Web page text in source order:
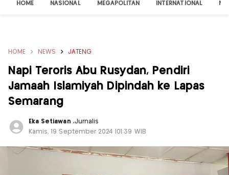
HOME NASIONAL MEGAPOLITAN INTERNATIONAL
HOME NEWS JATENG
Napi Teroris Abu Rusydan, Pendiri
Jamaah Islamiyah Dipindah ke Lapas
Semarang
Eka Setiawan ,Jurnalis
Kamis, 19 September 2024 |01:39 WIB